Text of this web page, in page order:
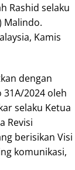
Rashid selaku
Malindo.
Kamis
dengan
2024 oleh
selaku Ketua
Revisi
berisikan Visi
komunikasi,